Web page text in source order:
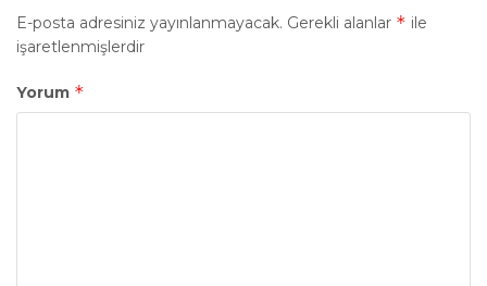
E-posta adresiniz yayınlanmayacak. Gerekli alanlar * ile
işaretlenmişlerdir
Yorum *